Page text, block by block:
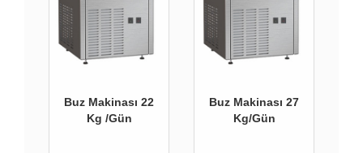
Buz Makinası 22
Kg /Gün
Buz Makinası 27
Kg/Gün